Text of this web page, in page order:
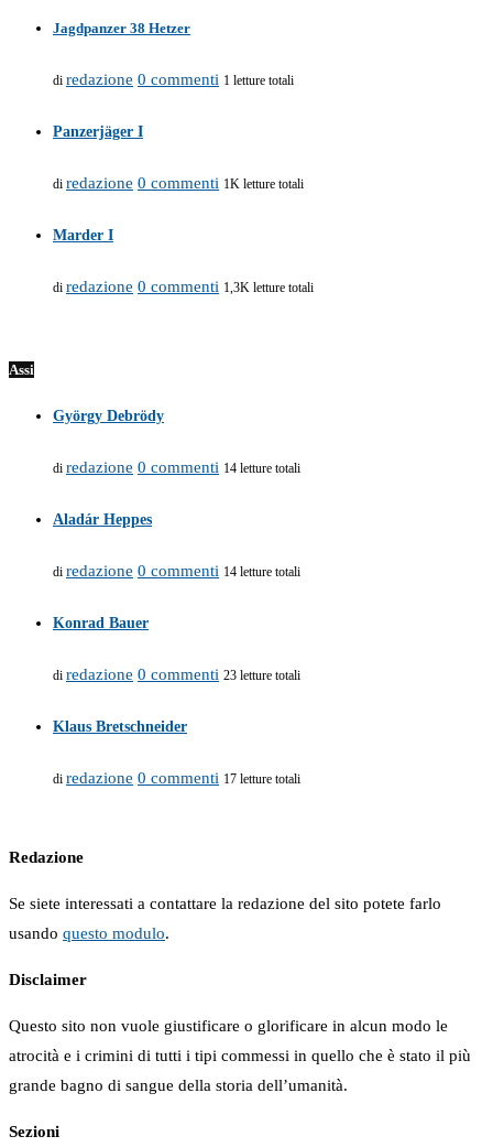
Jagdpanzer 38 Hetzer
di redazione 0 commenti 1 letture totali
Panzerjäger I
di redazione 0 commenti 1K letture totali
Marder I
di redazione 0 commenti 1,3K letture totali
Assi
György Debrödy
di redazione 0 commenti 14 letture totali
Aladár Heppes
di redazione 0 commenti 14 letture totali
Konrad Bauer
di redazione 0 commenti 23 letture totali
Klaus Bretschneider
di redazione 0 commenti 17 letture totali
Redazione
Se siete interessati a contattare la redazione del sito potete farlo
usando questo modulo.
Disclaimer
Questo sito non vuole giustificare o glorificare in alcun modo le
atrocità e i crimini di tutti i tipi commessi in quello che è stato il più
grande bagno di sangue della storia dell’umanità.
Sezioni